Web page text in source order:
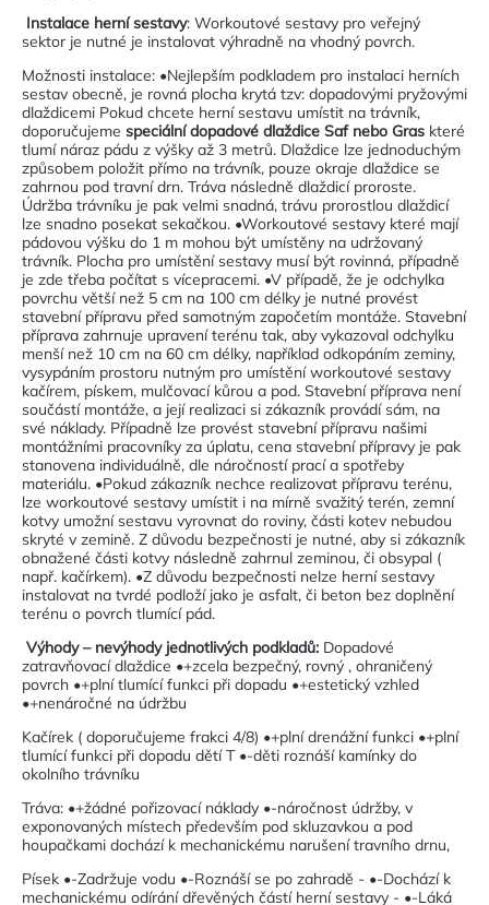
Instalace herní sestavy: Workoutové sestavy pro veřejný
sektor je nutné je instalovat výhradně na vhodný povrch.
Možnosti instalace: •Nejlepším podkladem pro instalaci herních
sestav obecně, je rovná plocha krytá tzv: dopadovými pryžovými
dlaždicemi Pokud chcete herní sestavu umístit na trávník,
doporučujeme speciální dopadové dlaždice Saf nebo Gras které
tlumí náraz pádu z výšky až 3 metrů. Dlaždice lze jednoduchým
způsobem položit přímo na trávník, pouze okraje dlaždice se
zahrnou pod travní drn. Tráva následně dlaždicí proroste.
Údržba trávníku je pak velmi snadná, trávu prorostlou dlaždicí
lze snadno posekat sekačkou. •Workoutové sestavy které mají
pádovou výšku do 1 m mohou být umístěny na udržovaný
trávník. Plocha pro umístění sestavy musí být rovinná, případně
je zde třeba počítat s vícepracemi. •V případě, že je odchylka
povrchu větší než 5 cm na 100 cm délky je nutné provést
stavební přípravu před samotným započetím montáže. Stavební
příprava zahrnuje upravení terénu tak, aby vykazoval odchylku
menší než 10 cm na 60 cm délky, například odkopáním zeminy,
vysypáním prostoru nutným pro umístění workoutové sestavy
kačírem, pískem, mulčovací kůrou a pod. Stavební příprava není
součástí montáže, a její realizaci si zákazník provádí sám, na
své náklady. Případně lze provést stavební přípravu našimi
montážními pracovníky za úplatu, cena stavební přípravy je pak
stanovena individuálně, dle náročností prací a spotřeby
materiálu. •Pokud zákazník nechce realizovat přípravu terénu,
lze workoutové sestavy umístit i na mírně svažitý terén, zemní
kotvy umožní sestavu vyrovnat do roviny, části kotev nebudou
skryté v zemině. Z důvodu bezpečnosti je nutné, aby si zákazník
obnažené části kotvy následně zahrnul zeminou, či obsypal (
např. kačírkem). •Z důvodu bezpečnosti nelze herní sestavy
instalovat na tvrdé podloží jako je asfalt, či beton bez doplnění
terénu o povrch tlumící pád.
Výhody – nevýhody jednotlivých podkladů: Dopadové
zatravňovací dlaždice •+zcela bezpečný, rovný , ohraničený
povrch •+plní tlumící funkci při dopadu •+estetický vzhled
•+nenáročné na údržbu
Kačírek ( doporučujeme frakci 4/8) •+plní drenážní funkci •+plní
tlumící funkci při dopadu dětí T •-děti roznáší kamínky do
okolního trávníku
Tráva: •+žádné pořizovací náklady •-náročnost údržby, v
exponovaných místech především pod skluzavkou a pod
houpačkami dochází k mechanickému narušení travního drnu,
Písek •-Zadržuje vodu •-Roznáší se po zahradě - •-Dochází k
mechanickému odírání dřevěných částí herní sestavy - •-Láká